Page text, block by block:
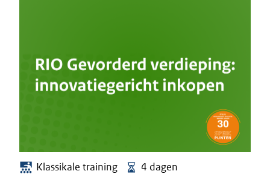
Klassikale training
4 dagen